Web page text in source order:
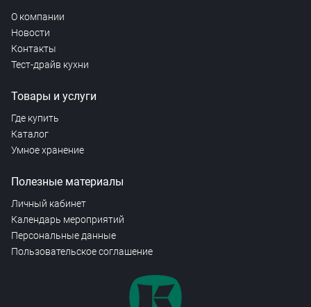
О компании
Новости
Контакты
Тест-драйв кухни
Товары и услуги
Где купить
Каталог
Умное хранение
Полезные материалы
Личный кабинет
Календарь мероприятий
Персональные данные
Пользовательское соглашение